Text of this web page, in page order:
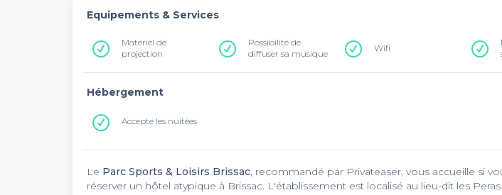
Equipements & Services
Matériel de
projection
Possibilité de
diffuser sa musique
Wifi
Hébergement
Accepte les nuitées
Le Parc Sports & Loisirs Brissac, recommandé par Privateaser, vous accueille si
réserver un hôtel atypique à Brissac. L'établissement est localisé au lieu-dit les